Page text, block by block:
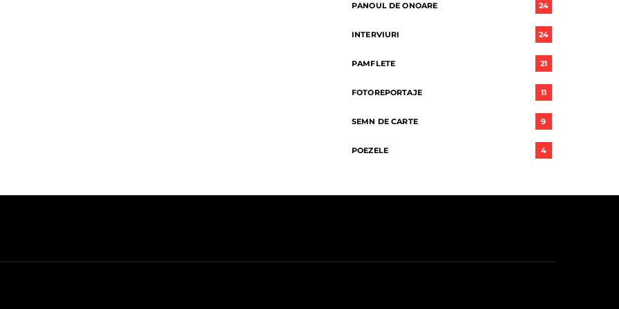
PANOUL DE ONOARE 24
INTERVIURI 24
PAMFLETE 21
FOTOREPORTAJE 11
SEMN DE CARTE 9
POEZELE 4